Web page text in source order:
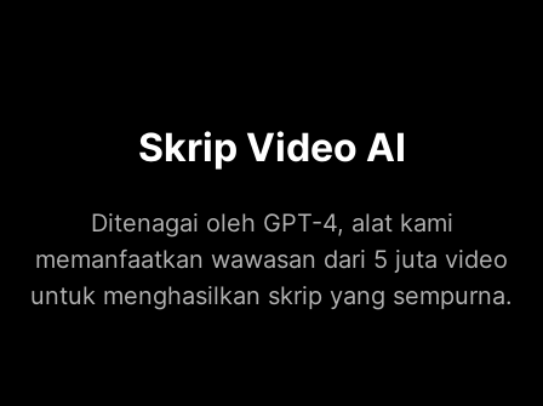
Skrip Video AI
Ditenagai oleh GPT-4, alat kami
memanfaatkan wawasan dari 5 juta video
untuk menghasilkan skrip yang sempurna.